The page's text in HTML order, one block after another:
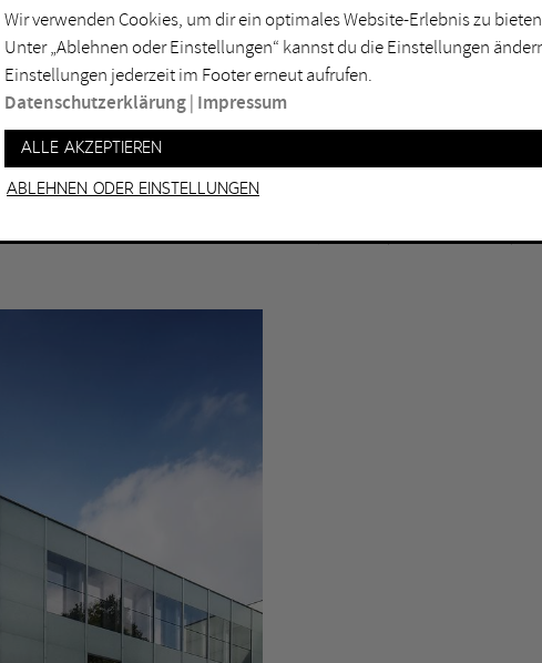
Duisburg
Essen
Hagen
Hamm
Mülheim an der
Oberhausen
Unna
Witten
BOCHUM
BOTTROP
QUADRAT
Wir verwenden Cookies, um dir ein optimales Website-Erlebnis zu
Unter „Ablehnen oder Einstellungen“ kannst du die Einstellungen
Einstellungen jederzeit im Footer erneut aufrufen.
Datenschutzerklärung| Impressum
Alle akzeptieren
Ablehnen oder Einstellungen